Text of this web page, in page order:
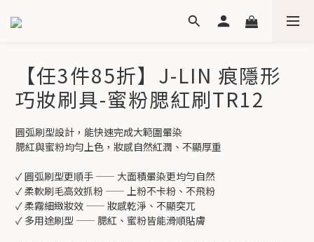
【任3件85折】J-LIN 痕隱形
巧妝刷具-蜜粉腮紅刷TR12
圓弧刷型設計，能快速完成大範圍暈染
腮紅與蜜粉均勻上色，妝感自然紅潤、不顯厚重
✓ 圓弧刷型更順手 —— 大面積暈染更均勻自然
✓ 柔軟刷毛高效抓粉 —— 上粉不卡粉、不飛粉
✓ 柔霧細緻妝效 —— 妝感乾淨、不顯突兀
✓ 多用途刷型 —— 腮紅、蜜粉皆能滑順貼膚